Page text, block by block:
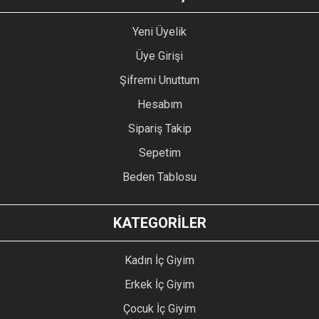
Yeni Üyelik
Üye Girişi
Şifremi Unuttum
Hesabım
Sipariş Takip
Sepetim
Beden Tablosu
KATEGORİLER
Kadın İç Giyim
Erkek İç Giyim
Çocuk İç Giyim